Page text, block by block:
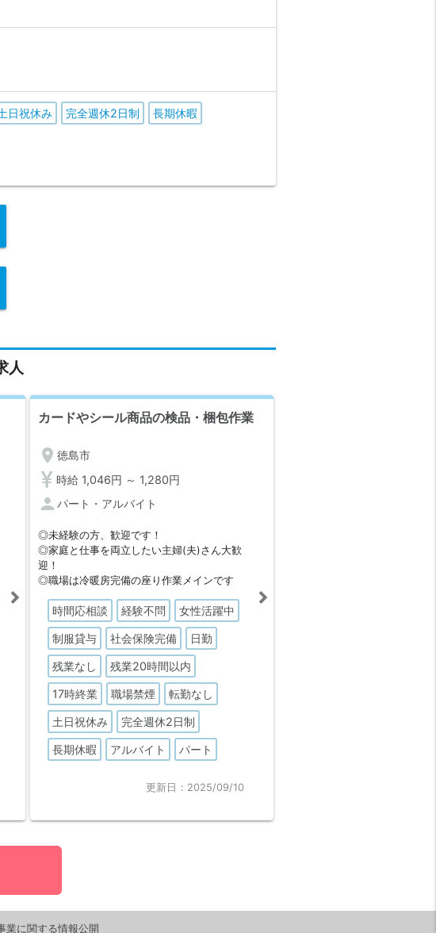
日祝休み 完全週休2日制 長期休暇
人
カードやシール商品の検品・梱包作業
location_on 徳島市
時給 1,046円 ～ 1,280円
person パート・アルバイト
◎未経験の方、歓迎です！
◎家庭と仕事を両立したい主婦(夫)さん大歓
迎！
◎職場は冷暖房完備の座り作業メインです
時間応相談 経験不問 女性活躍中
制服貸与 社会保険完備 日勤
残業なし 残業20時間以内
17時終業 職場禁煙 転勤なし
土日祝休み 完全週休2日制
長期休暇 アルバイト パート
更新日：2025/09/10
業に関する情報公開